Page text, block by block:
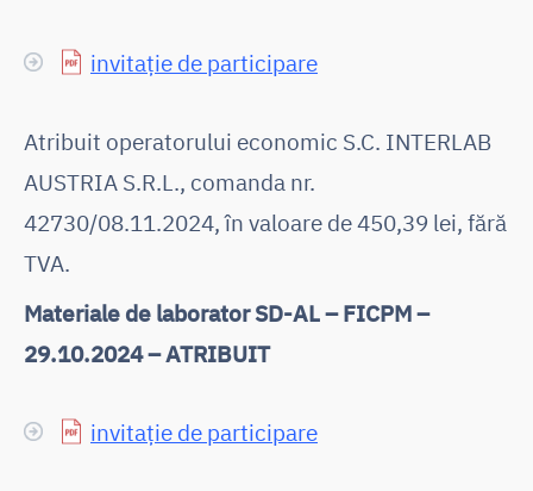
invitație de participare
Atribuit operatorului economic S.C. INTERLAB
AUSTRIA S.R.L., comanda nr.
42730/08.11.2024, în valoare de 450,39 lei, fără
TVA.
Materiale de laborator SD-AL – FICPM –
29.10.2024 – ATRIBUIT
invitație de participare